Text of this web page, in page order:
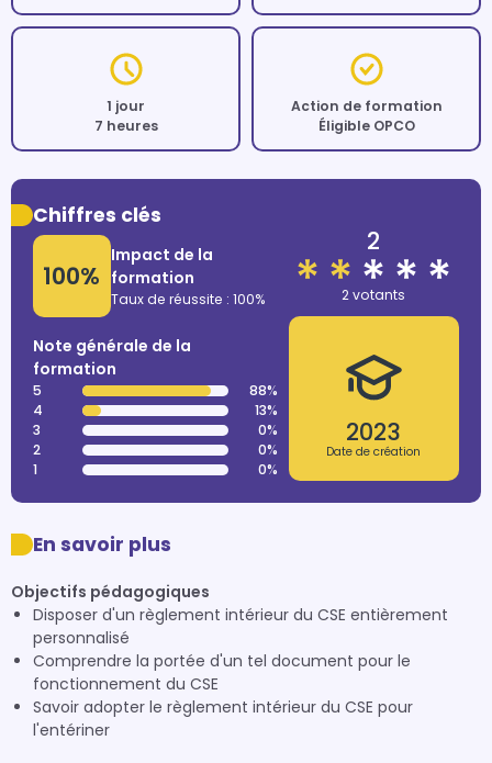
1 jour
7 heures
Action de formation
Éligible OPCO
Chiffres clés
100%
Impact de la
formation
Taux de réussite : 100%
Note générale de la
formation
5
88%
4
13%
3
0%
2
0%
1
0%
2
2 votants
2023
Date de création
En savoir plus
Objectifs pédagogiques
Disposer d'un règlement intérieur du CSE entièrement
personnalisé
Comprendre la portée d'un tel document pour le
fonctionnement du CSE
Savoir adopter le règlement intérieur du CSE pour
l'entériner